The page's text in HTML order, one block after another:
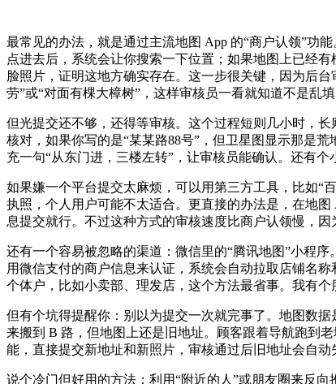
最常见的办法，就是通过主流地图 App 的“商户认领”功
点进去后，系统会让你搜索一下位置；如果地图上已经
脸照片，证明这地方确实存在。这一步很关键，因为后
劳”或“对面有棵大樟树”，这样审核员一看就知道不是乱填
但光提交还不够，还得等审核。这个过程短则几小时，
核对，如果你写的是“某某路88号”，但卫星图显示那是
充一句“从东门进，三楼左转”，让审核员能确认。还有
如果嫌一个平台提交太麻烦，可以用第三方工具，比如“
执照，个人用户可能不太适合。更直接的办法是，在地
息提交就行。不过这种方式的审核速度比商户认领慢，
还有一个容易被忽略的渠道：微信里的“腾讯地图”小程
用微信支付的商户信息来认证，系统会自动拉取店铺名
个体户，比如小卖部、理发店，这个方法最省事。我有
但有个坑得提醒你：别以为提交一次就完事了。地图数
来搬到 B 路，但地图上还是旧地址。顾客跟着导航跑到
能，直接提交新地址和新照片，审核通过后旧地址会自
说个冷门但好用的方法：利用“附近的人”或朋友圈来反